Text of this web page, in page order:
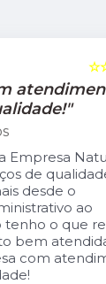
Empresa
de
desde o
ao
tenho o que
bem
com